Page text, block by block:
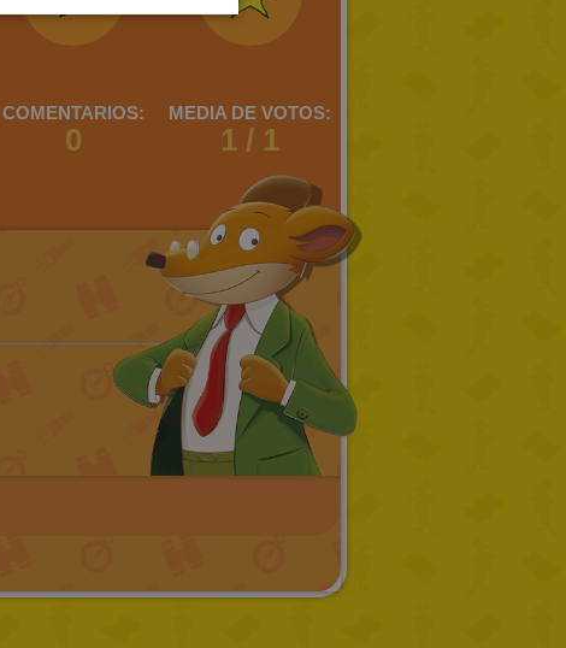
COMENTARIOS:
0
MEDIA DE VOTOS:
1 / 1
RUSSIAN